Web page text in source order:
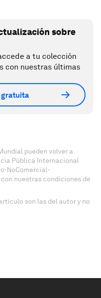
sobre
a tu colección
con nuestras últimas
pueden volver a
Pública Internacional
NoComercial-
nuestras condiciones de
son las del autor y no